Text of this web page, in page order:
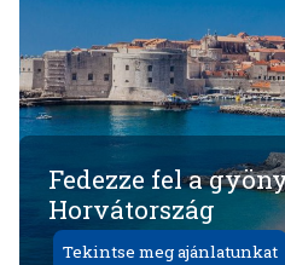
Fedezze fel a
Horvátország
Tekintse meg ajánlatunkat